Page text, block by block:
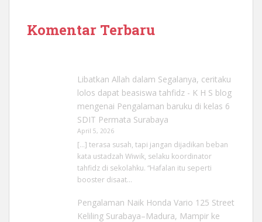
Komentar Terbaru
Libatkan Allah dalam Segalanya, ceritaku
lolos dapat beasiswa tahfidz - K H S blog
mengenai Pengalaman baruku di kelas 6
SDIT Permata Surabaya
April 5, 2026
[…] terasa susah, tapi jangan dijadikan beban
kata ustadzah Wiwik, selaku koordinator
tahfidz di sekolahku. “Hafalan itu seperti
booster disaat…
Pengalaman Naik Honda Vario 125 Street
Keliling Surabaya–Madura, Mampir ke